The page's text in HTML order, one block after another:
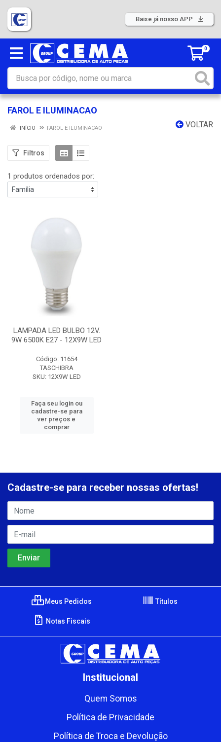
Baixe já nosso APP
0
FAROL E ILUMINACAO
VOLTAR
INÍCIO FAROL E ILUMINACAO
Filtros
1 produtos ordenados por:
LAMPADA LED BULBO 12V.
9W 6500K E27 - 12X9W LED
Código: 11654
TASCHIBRA
SKU: 12X9W LED
Faça seu login ou
cadastre-se para
ver preços e
comprar
Cadastre-se para receber nossas ofertas!
Meus Pedidos Títulos
Notas Fiscais
Institucional
Quem Somos
Política de Privacidade
Política de Troca e Devolução